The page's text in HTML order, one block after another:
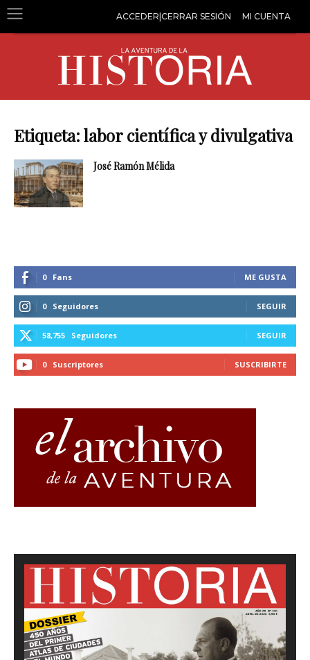
ACCEDER|CERRAR SESIÓN MI CUENTA
Etiqueta: labor científica y divulgativa
José Ramón Mélida
0 Fans ME GUSTA
0 Seguidores SEGUIR
58,755 Seguidores SEGUIR
0 Suscriptores SUSCRIBIRTE